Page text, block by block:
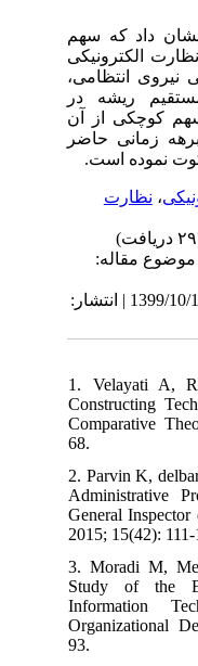
‌داد که سهم
الکترونیکی
‌انتظامی،
ریشه ‌در
کوچکی از آن
زمانی حاضر
نموده است.
،نظارت
مقاله:
دریافت: 1399/9/10 | پذیرش: 1399/10/13 | انتشار:
1. Velayati A,
Constructing
Comparative
68.
2. Parvin K,
Administrative
General
2015; 15(42):
3. Moradi M,
Study of the
Information
Organizational
93.